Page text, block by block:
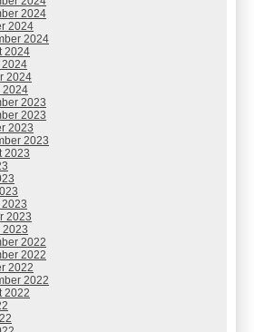
2024
2024
2024
2024
2024
2024
2024
2023
2023
2023
2023
2023
2023
2023
2022
2022
2022
2022
2022